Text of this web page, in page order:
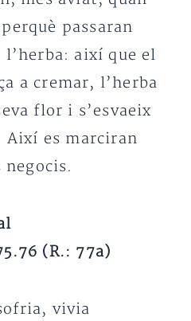
passaran
així que el
a cremar, l’herba
flor i s’esvaeix
es marciran
negocis.
(R.: 77a)
vivia